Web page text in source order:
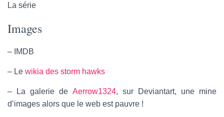
La série
Images
– IMDB
– Le wikia des storm hawks
– La galerie de Aerrow1324, sur Deviantart, une mine
d’images alors que le web est pauvre !